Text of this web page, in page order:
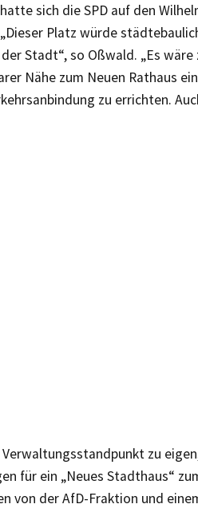
sich die SPD auf den
Platz würde
Stadt“, so Oßwald. „Es
Nähe zum Neuen Rathaus
zu errichten.
zu
für ein „Neues Stadthaus“
von der AfD-Fraktion und